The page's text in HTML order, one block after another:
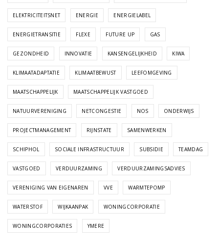
ELEKTRICITEITSNET ENERGIE ENERGIELABEL
ENERGIETRANSITIE FLEXE FUTURE UP GAS
GEZONDHEID INNOVATIE KANSENGELIJKHEID KIWA
KLIMAATADAPTATIE KLIMAATBEWUST LEEFOMGEVING
MAATSCHAPPELIJK MAATSCHAPPELIJK VASTGOED
NATUURVERENIGING NETCONGESTIE NOS ONDERWIJS
PROJECTMANAGEMENT RIJNSTATE SAMENWERKEN
SCHIPHOL SOCIALE INFRASTRUCTUUR SUBSIDIE TEAMDAG
VASTGOED VERDUURZAMING VERDUURZAMINGSADVIES
VERENIGING VAN EIGENAREN VVE WARMTEPOMP
WATERSTOF WIJKAANPAK WONINGCORPORATIE
WONINGCORPORATIES YMERE